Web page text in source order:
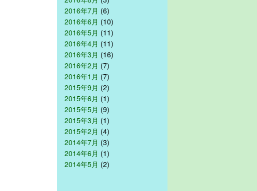
2016年7月 (6)
2016年6月 (10)
2016年5月 (11)
2016年4月 (11)
2016年3月 (16)
2016年2月 (7)
2016年1月 (7)
2015年9月 (2)
2015年6月 (1)
2015年5月 (9)
2015年3月 (1)
2015年2月 (4)
2014年7月 (3)
2014年6月 (1)
2014年5月 (2)